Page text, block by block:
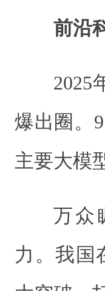
前沿
2025
爆出圈。
主要大模
万众
力。我国